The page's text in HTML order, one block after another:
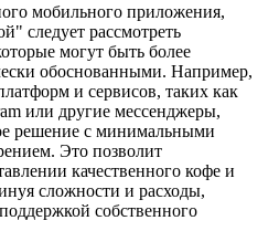
мобильного приложения,
следует рассмотреть
могут быть более
обоснованными. Например,
и сервисов, таких как
или другие мессенджеры,
решение с минимальными
Это позволит
качественного кофе и
сложности и расходы,
собственного